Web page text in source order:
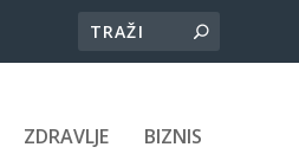
ZDRAVLJE BIZNIS